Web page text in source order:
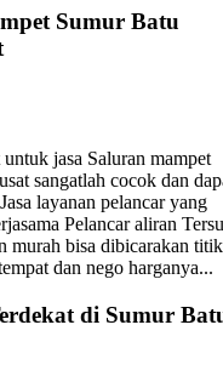
Sumur Batu
jasa Saluran mampet
sangatlah cocok dan
layanan pelancar yang
Pelancar aliran
murah bisa dibicarakan
dan nego harganya...
di Sumur